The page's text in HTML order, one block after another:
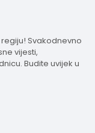
Svakodnevno
vijesti,
Budite uvijek u